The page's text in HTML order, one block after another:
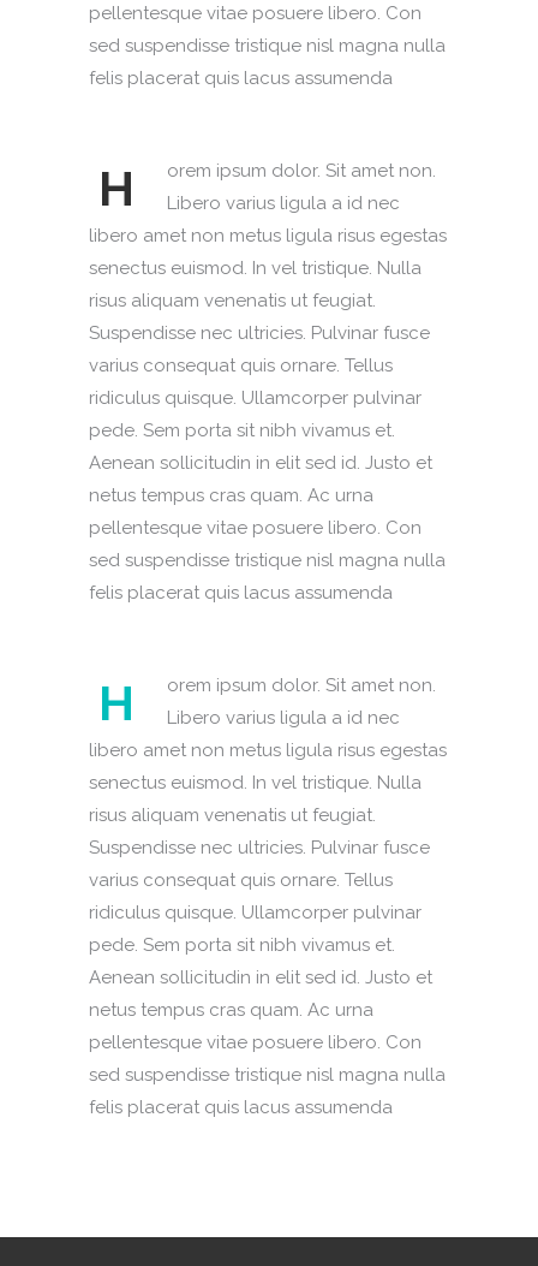
pellentesque vitae posuere libero. Con
sed suspendisse tristique nisl magna nulla
felis placerat quis lacus assumenda
H
orem ipsum dolor. Sit amet non.
Libero varius ligula a id nec
libero amet non metus ligula risus egestas
senectus euismod. In vel tristique. Nulla
risus aliquam venenatis ut feugiat.
Suspendisse nec ultricies. Pulvinar fusce
varius consequat quis ornare. Tellus
ridiculus quisque. Ullamcorper pulvinar
pede. Sem porta sit nibh vivamus et.
Aenean sollicitudin in elit sed id. Justo et
netus tempus cras quam. Ac urna
pellentesque vitae posuere libero. Con
sed suspendisse tristique nisl magna nulla
felis placerat quis lacus assumenda
H
orem ipsum dolor. Sit amet non.
Libero varius ligula a id nec
libero amet non metus ligula risus egestas
senectus euismod. In vel tristique. Nulla
risus aliquam venenatis ut feugiat.
Suspendisse nec ultricies. Pulvinar fusce
varius consequat quis ornare. Tellus
ridiculus quisque. Ullamcorper pulvinar
pede. Sem porta sit nibh vivamus et.
Aenean sollicitudin in elit sed id. Justo et
netus tempus cras quam. Ac urna
pellentesque vitae posuere libero. Con
sed suspendisse tristique nisl magna nulla
felis placerat quis lacus assumenda